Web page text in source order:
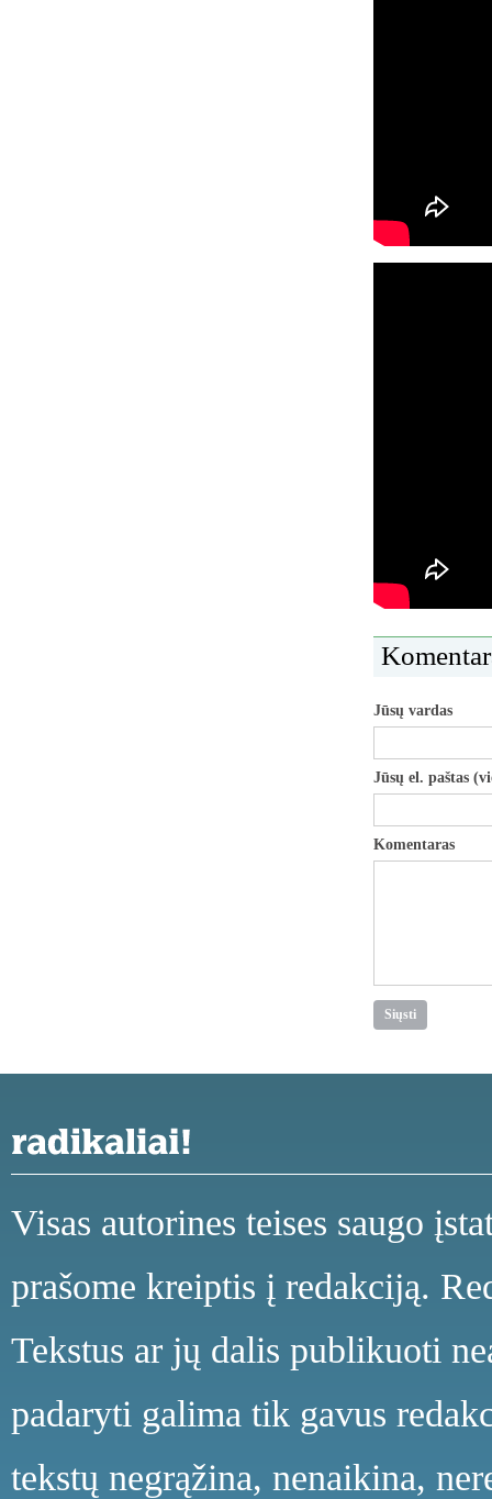
Jūsų vardas
Jūsų el. paštas
Komentaras
Visas autorines teises saugo
prašome kreiptis į redakciją.
Tekstus ar jų dalis publikuoti
padaryti galima tik gavus
tekstų negrąžina, nenaikina,